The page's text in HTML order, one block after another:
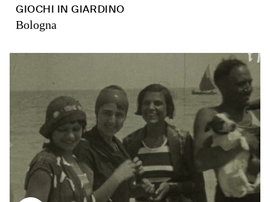
GIOCHI IN GIARDINO
Bologna